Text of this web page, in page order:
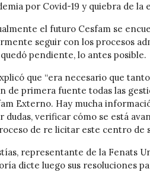
por Covid-19 y quiebra de la
el futuro Cesfam se
seguir con los procesos
pendiente, lo antes posible.
que “era necesario que
de primera fuente todas las
Externo. Hay mucha
dudas, verificar cómo se está
de re licitar este centro de
representante de la Fenats
dicte luego sus resoluciones